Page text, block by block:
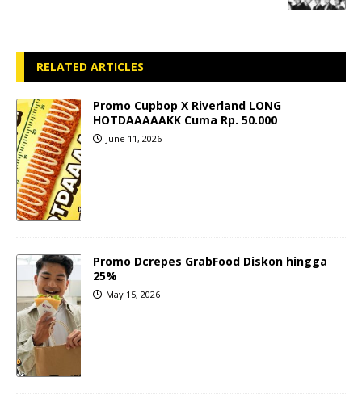
RELATED ARTICLES
Promo Cupbop X Riverland LONG
HOTDAAAAAKK Cuma Rp. 50.000
June 11, 2026
Promo Dcrepes GrabFood Diskon hingga
25%
May 15, 2026